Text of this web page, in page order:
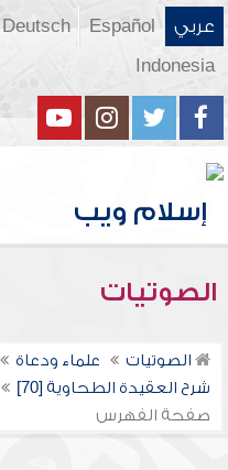
عربي Español
Deutsch
Indonesia
الصوتيات
الصوتيات علماء ودعاة
شرح العقيدة الطحاوية [70]
صفحة الفهرس